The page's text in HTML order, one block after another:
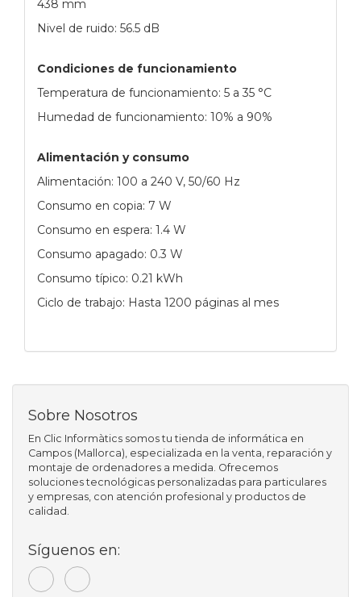
438 mm
Nivel de ruido: 56.5 dB
Condiciones de funcionamiento
Temperatura de funcionamiento: 5 a 35 °C
Humedad de funcionamiento: 10% a 90%
Alimentación y consumo
Alimentación: 100 a 240 V, 50/60 Hz
Consumo en copia: 7 W
Consumo en espera: 1.4 W
Consumo apagado: 0.3 W
Consumo típico: 0.21 kWh
Ciclo de trabajo: Hasta 1200 páginas al mes
Sobre Nosotros
En Clic Informàtics somos tu tienda de informática en
Campos (Mallorca), especializada en la venta, reparación y
montaje de ordenadores a medida. Ofrecemos
soluciones tecnológicas personalizadas para particulares
y empresas, con atención profesional y productos de
calidad.
Síguenos en: